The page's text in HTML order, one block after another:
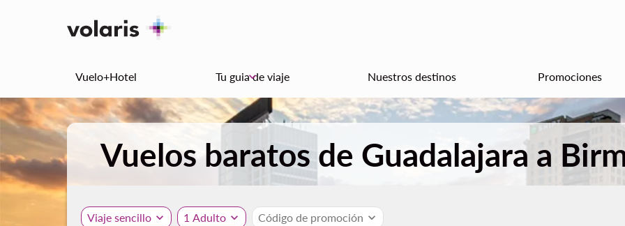
Vuelo+Hotel Tu guia de viaje
keyboard_arrow_down Nuestros destinos Promociones
Vuelos baratos de Guadalajara a
Viaje sencillo expand_more 1 Adulto expand_more Código de promoción expand_more